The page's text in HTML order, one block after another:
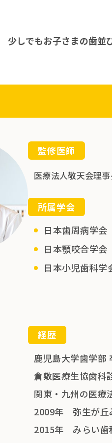
少しでもお子さまの歯並
監修医師
医療法人敬天会理
所属学会
日本歯周病学会
日本顎咬合学会
日本小児歯科学
経歴
鹿児島大学歯学部
倉敷医療生協歯科
関東・九州の医療
2009年 弥生が丘
2015年 みらい歯